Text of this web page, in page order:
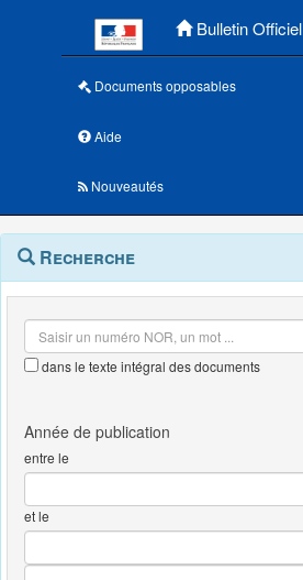
Bulletin Officiel
Documents opposables
Aide
Nouveautés
Navigation
outils
Menu
contextuel
Recherche
dans le texte intégral des documents
entre le
et le